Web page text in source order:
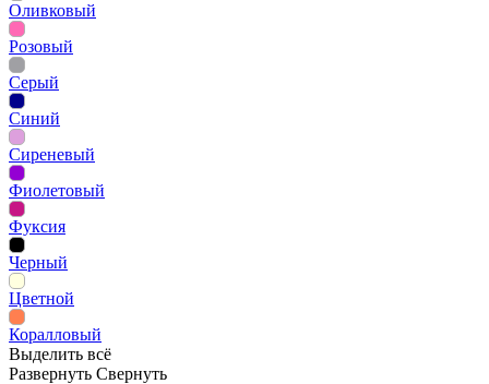
Оливковый
Розовый
Серый
Синий
Сиреневый
Фиолетовый
Фуксия
Черный
Цветной
Коралловый
Выделить всё
Развернуть Свернуть